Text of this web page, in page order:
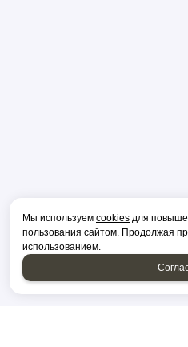
Мы используем cookies для
пользования сайтом. Продолжая
использованием.